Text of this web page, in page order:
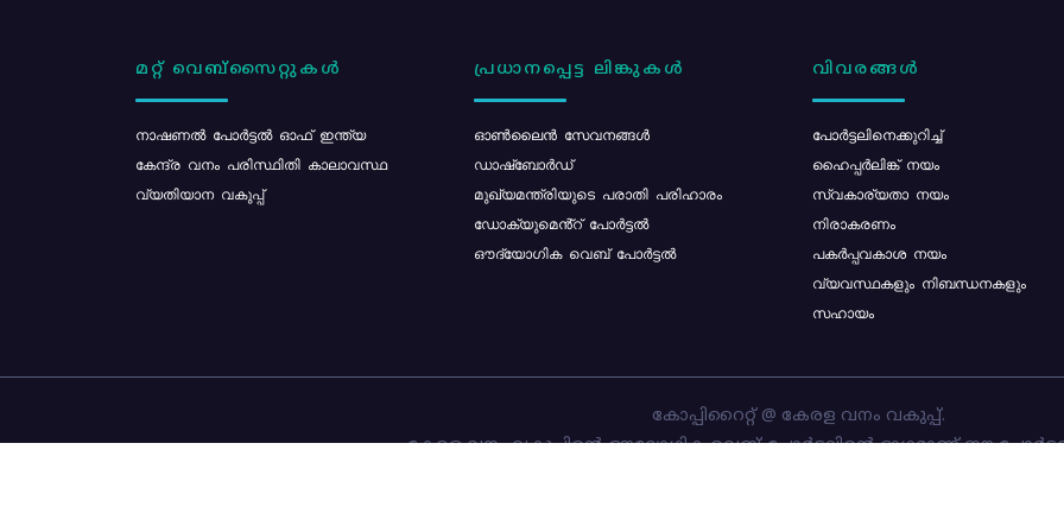
മറ്റ് വെബ്സൈറ്റുകൾ
നാഷണൽ പോർട്ടൽ ഓഫ് ഇന്ത്യ
കേന്ദ്ര വനം പരിസ്ഥിതി കാലാവസ്ഥ
വ്യതിയാന വകുപ്പ്
പ്രധാനപ്പെട്ട ലിങ്കുകൾ
ഓൺലൈൻ സേവനങ്ങൾ
ഡാഷ്ബോർഡ്
മുഖ്യമന്ത്രിയുടെ പരാതി പരിഹാരം
ഡോക്യുമെൻ്റ് പോർട്ടൽ
ഔദ്യോഗിക വെബ് പോർട്ടൽ
വിവരങ്ങൾ
പോര്‍ട്ടലിനെക്കുറിച്ച്
ഹൈപ്പർലിങ്ക് നയം
സ്വകാര്യതാ നയം
നിരാകരണം
പകർപ്പവകാശ നയം
വ്യവസ്ഥകളും നിബന്ധനകളും
സഹായം
കോപ്പിറൈറ്റ് @ കേരള വനം വകുപ്പ്.
കേരള വനം വകുപ്പിന്റെ ഔദ്യോഗിക വെബ്-പോർട്ടലിന്റെ ഭാഗമാണ് ഈ